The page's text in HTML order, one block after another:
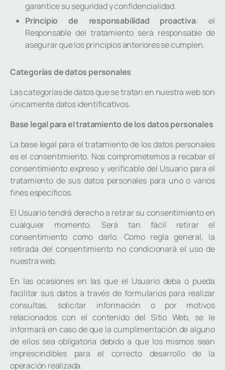
garantice su seguridad y confidencialidad.
Principio de responsabilidad proactiva: el
Responsable del tratamiento será responsable de
asegurar que los principios anteriores se cumplen.
Categorías de datos personales
Las categorías de datos que se tratan en nuestra web son
únicamente datos identificativos.
Base legal para el tratamiento de los datos personales
La base legal para el tratamiento de los datos personales
es el consentimiento. Nos comprometemos a recabar el
consentimiento expreso y verificable del Usuario para el
tratamiento de sus datos personales para uno o varios
fines específicos.
El Usuario tendrá derecho a retirar su consentimiento en
cualquier momento. Será tan fácil retirar el
consentimiento como darlo. Como regla general, la
retirada del consentimiento no condicionará el uso de
nuestra web.
En las ocasiones en las que el Usuario deba o pueda
facilitar sus datos a través de formularios para realizar
consultas, solicitar información o por motivos
relacionados con el contenido del Sitio Web, se le
informará en caso de que la cumplimentación de alguno
de ellos sea obligatoria debido a que los mismos sean
imprescindibles para el correcto desarrollo de la
operación realizada.